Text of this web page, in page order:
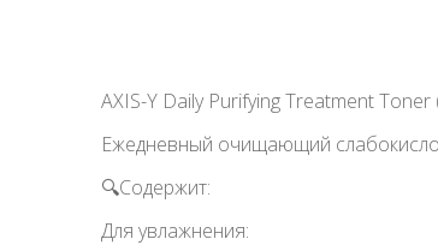
AXIS-Y Daily Purifying Treatment
Ежедневный очищающий
🔍Содержит:
Для увлажнения: